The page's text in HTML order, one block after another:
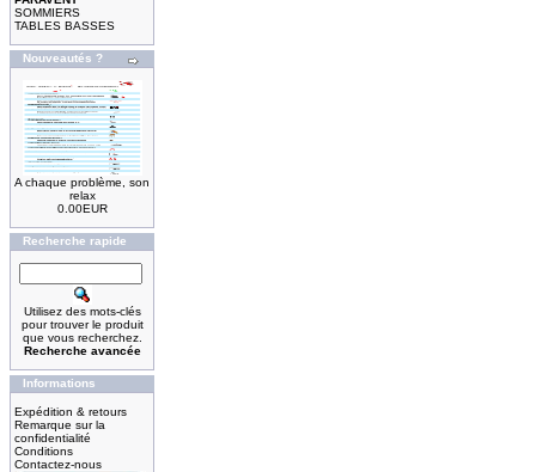
SOMMIERS
TABLES BASSES
Nouveautés ?
A chaque problème, son
relax
0.00EUR
Recherche rapide
Utilisez des mots-clés
pour trouver le produit
que vous recherchez.
Recherche avancée
Informations
Expédition & retours
Remarque sur la
confidentialité
Conditions
Contactez-nous